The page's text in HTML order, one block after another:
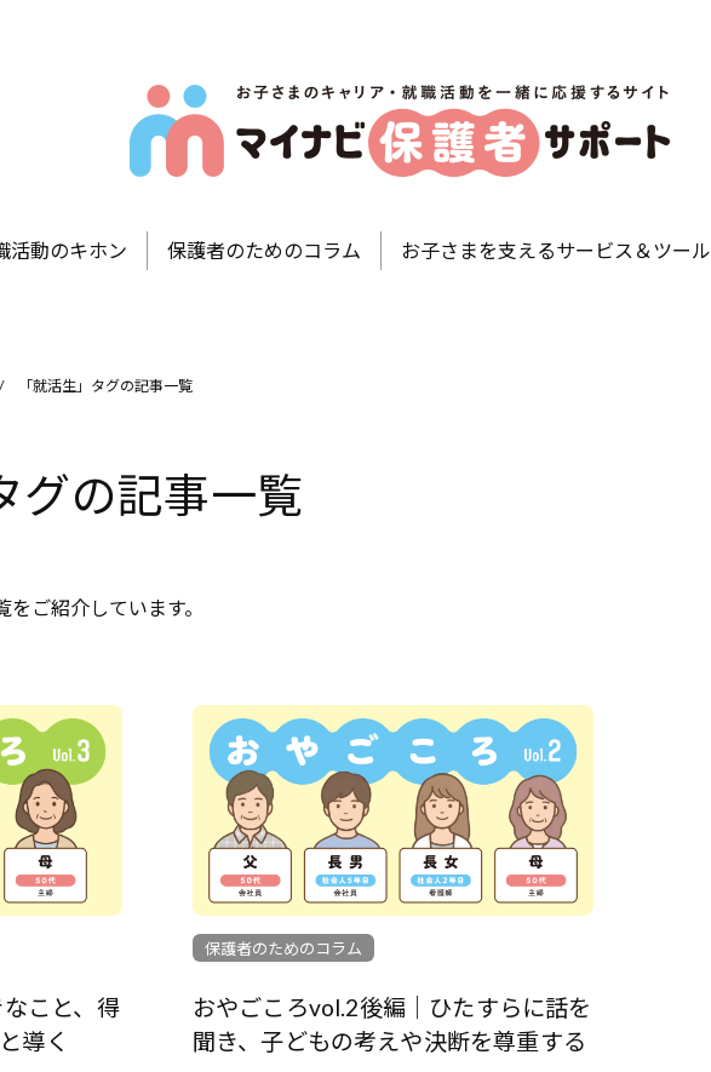
イ
ナ
護
サ
ポ
ト
子
さ
キ
ア
職
活動のキホン 保護者のためのコラム お子さまを支えるサービス＆ツール
/ 「就活生」タグの記事一覧
グの記事一覧
ご紹介しています。
こと、得
導く
保護者のためのコラム
おやごころvol.2後編｜ひたすらに話を
聞き、子どもの考えや決断を尊重する